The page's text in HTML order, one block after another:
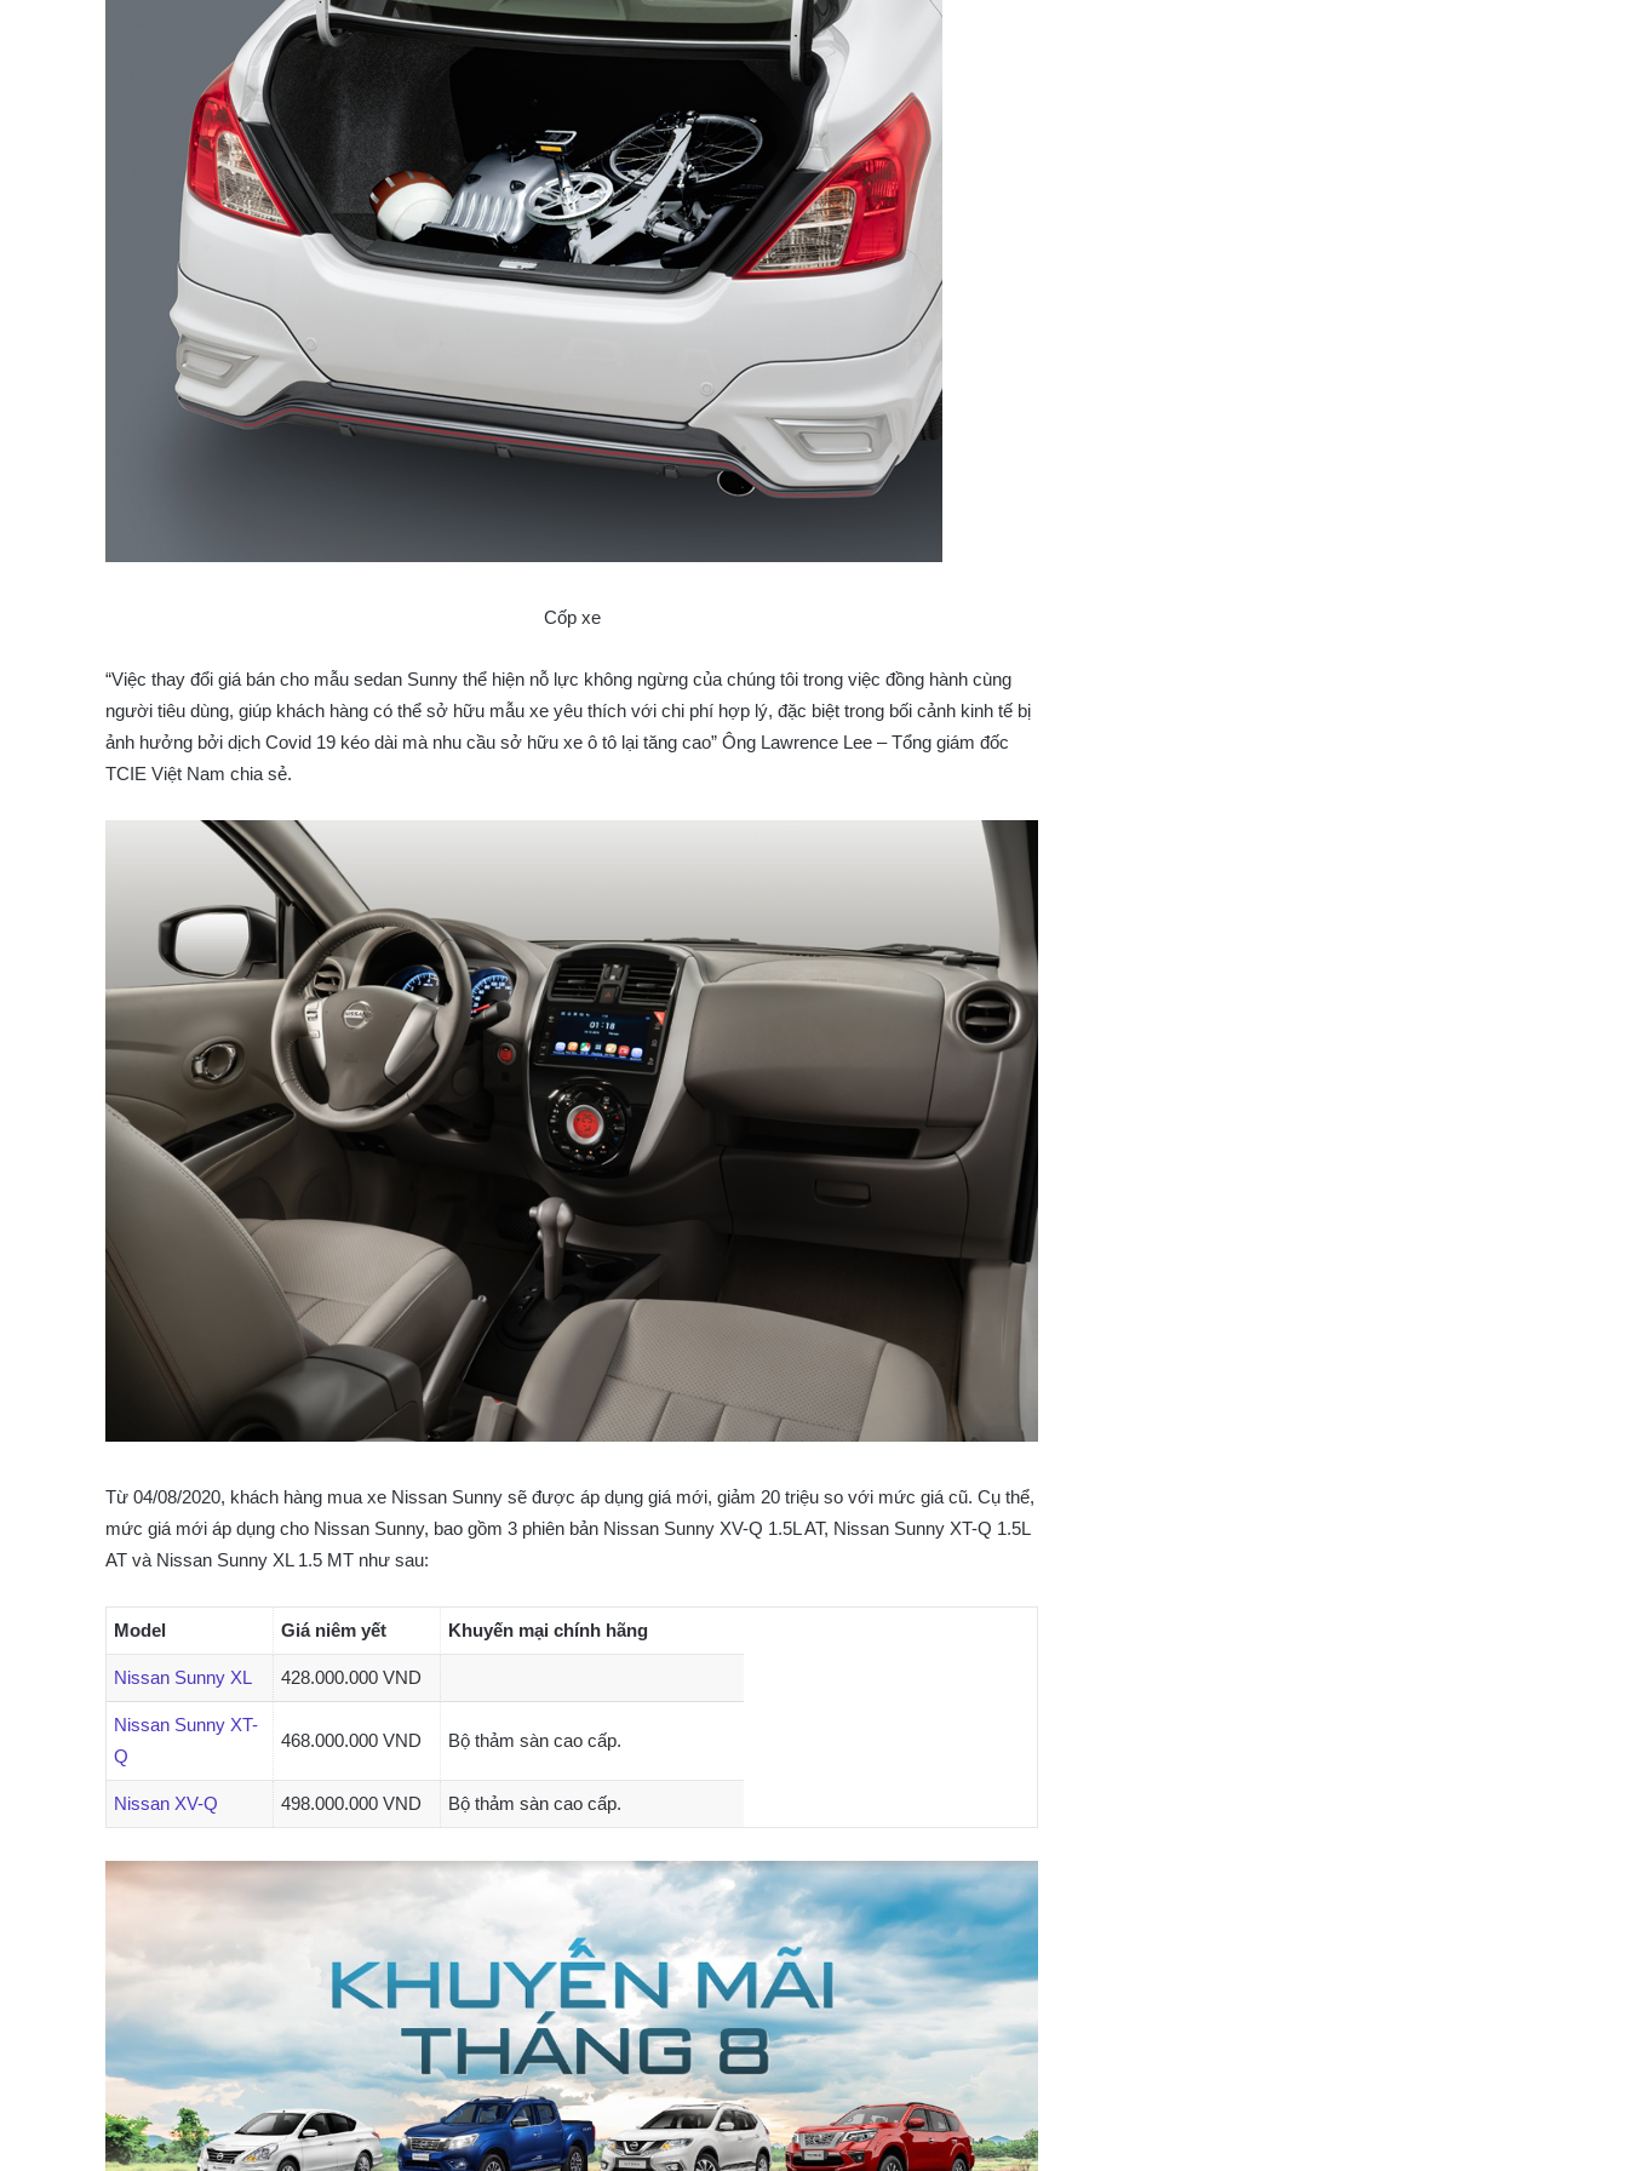
Cốp xe
“Việc thay đổi giá bán cho mẫu sedan Sunny thể hiện nỗ lực không ngừng của chúng tôi trong việc đồng hành cùng
người tiêu dùng, giúp khách hàng có thể sở hữu mẫu xe yêu thích với chi phí hợp lý, đặc biệt trong bối cảnh kinh tế bị
ảnh hưởng bởi dịch Covid 19 kéo dài mà nhu cầu sở hữu xe ô tô lại tăng cao” Ông Lawrence Lee – Tổng giám đốc
TCIE Việt Nam chia sẻ.
Từ 04/08/2020, khách hàng mua xe Nissan Sunny sẽ được áp dụng giá mới, giảm 20 triệu so với mức giá cũ. Cụ thể,
mức giá mới áp dụng cho Nissan Sunny, bao gồm 3 phiên bản Nissan Sunny XV-Q 1.5L AT, Nissan Sunny XT-Q 1.5L
AT và Nissan Sunny XL 1.5 MT như sau:
Model Giá niêm yết Khuyến mại chính hãng
Nissan Sunny XL 428.000.000 VND
Nissan Sunny XT-
Q
468.000.000 VND Bộ thảm sàn cao cấp.
Nissan XV-Q 498.000.000 VND Bộ thảm sàn cao cấp.